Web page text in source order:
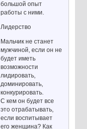
большой опыт
работы с ними.
Лидерство
Мальчик не станет
мужчиной, если он не
будет иметь
возможности
лидировать,
доминировать,
конкурировать.
С кем он будет все
это отрабатывать,
если воспитывает
его женщина? Как